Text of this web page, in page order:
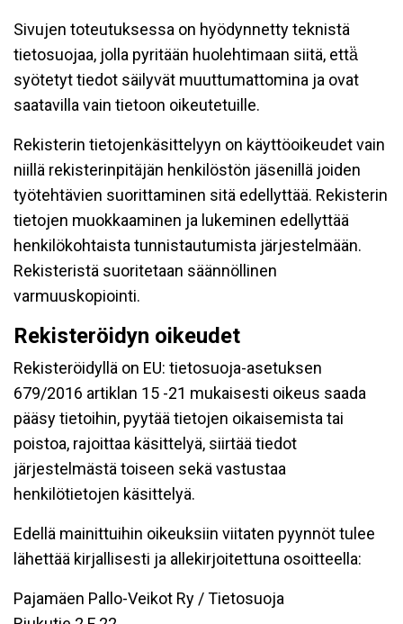
Sivujen toteutuksessa on hyödynnetty teknistä
tietosuojaa, jolla pyritään huolehtimaan siitä, että̈
syötetyt tiedot säilyvät muuttumattomina ja ovat
saatavilla vain tietoon oikeutetuille.
Rekisterin tietojenkäsittelyyn on käyttöoikeudet vain
niillä rekisterinpitäjän henkilöstön jäsenillä joiden
työtehtävien suorittaminen sitä edellyttää. Rekisterin
tietojen muokkaaminen ja lukeminen edellyttää
henkilökohtaista tunnistautumista järjestelmään.
Rekisteristä suoritetaan säännöllinen
varmuuskopiointi.
Rekisteröidyn oikeudet
Rekisteröidyllä on EU: tietosuoja-asetuksen
679/2016 artiklan 15 -21 mukaisesti oikeus saada
pääsy tietoihin, pyytää tietojen oikaisemista tai
poistoa, rajoittaa käsittelyä, siirtää tiedot
järjestelmästä toiseen sekä vastustaa
henkilötietojen käsittelyä.
Edellä mainittuihin oikeuksiin viitaten pyynnöt tulee
lähettää kirjallisesti ja allekirjoitettuna osoitteella:
Pajamäen Pallo-Veikot Ry / Tietosuoja